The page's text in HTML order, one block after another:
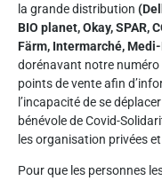
la grande distribution
BIO planet, Okay, SPAR,
Färm, Intermarché,
dorénavant notre numéro
points de vente afin
l’incapacité de se
bénévole de Covid-
les organisation privées
Pour que les personnes